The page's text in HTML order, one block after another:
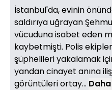
İstanbul'da, evinin
saldırıya uğrayan
vücuduna isabet eden
kaybetmişti. Polis
şüphelileri yakalamak
yandan cinayet anına
görüntüleri ortay...